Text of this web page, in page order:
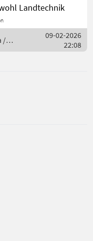
Acker u.Landtechnik
/
09-02-2026
22:08